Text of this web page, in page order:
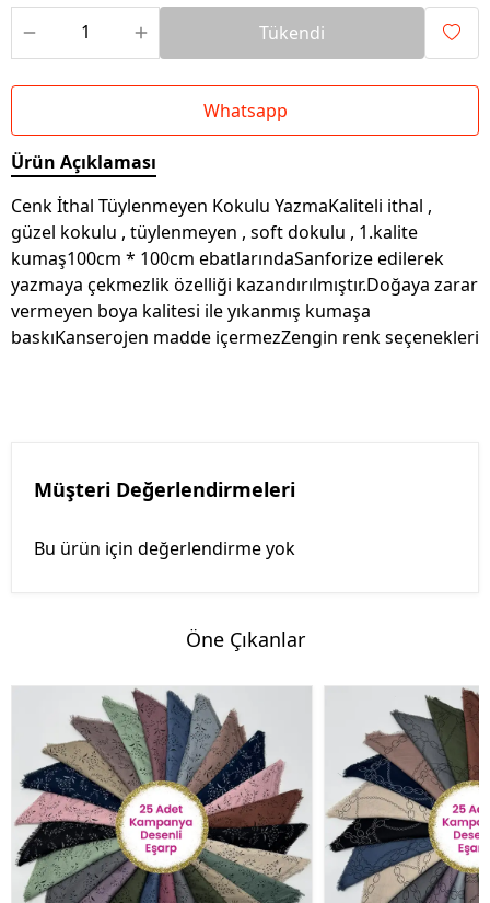
Tükendi
Whatsapp
Ürün Açıklaması
Cenk İthal Tüylenmeyen Kokulu YazmaKaliteli ithal ,
güzel kokulu , tüylenmeyen , soft dokulu , 1.kalite
kumaş100cm * 100cm ebatlarındaSanforize edilerek
yazmaya çekmezlik özelliği kazandırılmıştır.Doğaya zarar
vermeyen boya kalitesi ile yıkanmış kumaşa
baskıKanserojen madde içermezZengin renk seçenekleri
Müşteri Değerlendirmeleri
Bu ürün için değerlendirme yok
Öne Çıkanlar